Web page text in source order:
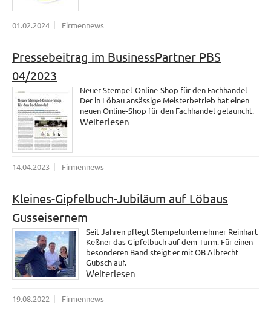
01.02.2024 Firmennews
Pressebeitrag im BusinessPartner PBS
04/2023
Neuer Stempel-Online-Shop für den Fachhandel -
Der in Löbau ansässige Meisterbetrieb hat einen
neuen Online-Shop für den Fachhandel gelauncht.
Weiterlesen
14.04.2023 Firmennews
Kleines-Gipfelbuch-Jubiläum auf Löbaus
Gusseisernem
Seit Jahren pflegt Stempelunternehmer Reinhart
Keßner das Gipfelbuch auf dem Turm. Für einen
besonderen Band steigt er mit OB Albrecht
Gubsch auf.
Weiterlesen
19.08.2022 Firmennews